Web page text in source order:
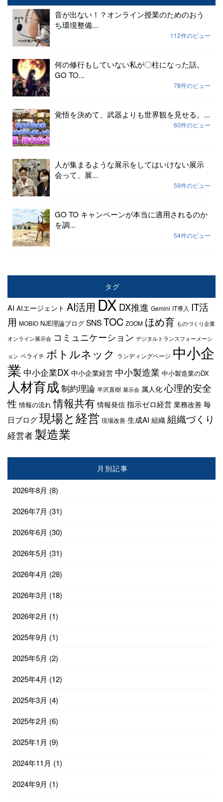
音が出ない！？オンライン授業のためのおう
ち環境整備...
112件のビュー
何の修行もしていない私が〇柱になった話。
GO TO...
78件のビュー
覚悟を決めて、武器よりも世界観を見せる。...
60件のビュー
人が集まるような展示をしてはいけない展示
会って、展...
59件のビュー
GO TO キャンペーンが本当に適用されるのか
を調...
54件のビュー
タグ
AI AIエージェント AI活用 DXDX推進 Gemini IT導入 IT活
用 MOBIO NJE理論ブログ SNSTOC ZOOM ほめ育 ものづくり企業
オンライン展示会 コミュニケーション デジタルトランスフォーメーシ
ョン ペライチ ボトルネック ランディングページ 中小企
業 中小企業DX 中小企業経営 中小製造業 中小製造業のDX
人材育成 制約理論 半沢直樹 展示会 属人化 心理的安全
性 情報の流れ 情報共有 情報発信 指示ゼロ経営 業務改善 毎
日ブログ現場と経営 現場改善 生成AI 組織 組織づくり
経営者 製造業
月別記事
2026年8月 (8)
2026年7月 (31)
2026年6月 (30)
2026年5月 (31)
2026年4月 (28)
2026年3月 (18)
2026年2月 (1)
2025年9月 (1)
2025年5月 (2)
2025年4月 (12)
2025年3月 (4)
2025年2月 (6)
2025年1月 (9)
2024年11月 (1)
2024年9月 (1)